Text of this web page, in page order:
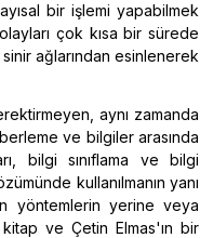
bir işlemi yapabilmek
çok kısa bir sürede
ağlarından esinlenerek
aynı zamanda
ve bilgiler arasında
bilgi sınıflama ve bilgi
kullanılmanın yanı
yöntemlerin yerine veya
ve Çetin Elmas'ın bir